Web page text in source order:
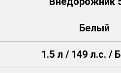
Белый
1.5 л / 149 л.с. /